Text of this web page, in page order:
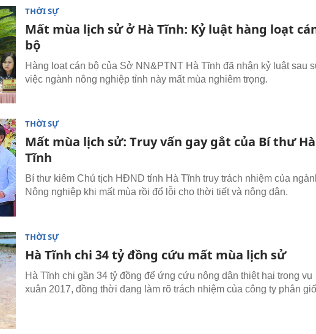
THỜI SỰ
Mất mùa lịch sử ở Hà Tĩnh: Kỷ luật hàng loạt
bộ
Hàng loạt cán bộ của Sở NN&PTNT Hà Tĩnh đã nhận kỷ luật sau
việc ngành nông nghiệp tỉnh này mất mùa nghiêm trọng.
THỜI SỰ
Mất mùa lịch sử: Truy vấn gay gắt của Bí thư Hà
Tĩnh
Bí thư kiêm Chủ tịch HĐND tỉnh Hà Tĩnh truy trách nhiệm của
Nông nghiệp khi mất mùa rồi đổ lỗi cho thời tiết và nông dân.
THỜI SỰ
Hà Tĩnh chi 34 tỷ đồng cứu mất mùa lịch sử
Hà Tĩnh chi gần 34 tỷ đồng để ứng cứu nông dân thiệt hại trong vụ
xuân 2017, đồng thời đang làm rõ trách nhiệm của công ty phân